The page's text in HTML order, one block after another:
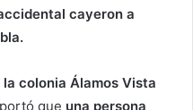
cayeron a
colonia Álamos Vista
que una persona